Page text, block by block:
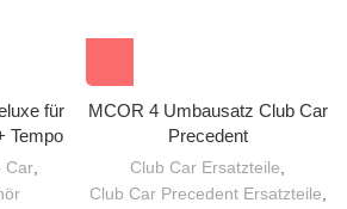
für
Tempo
Car,
MCOR 4 Umbausatz Club Car
Precedent
Club Car Ersatzteile
Club Car Precedent Ersatzteile